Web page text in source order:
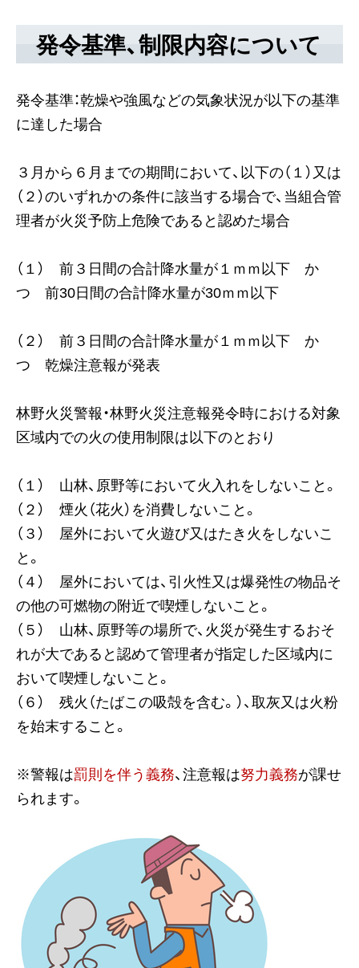
発令基準、制限内容について
発令基準：乾燥や強風などの気象状況が以下の基準
に達した場合
３月から６月までの期間において、以下の（１）又は
（２）のいずれかの条件に該当する場合で、当組合管
理者が火災予防上危険であると認めた場合
（１） 前３日間の合計降水量が１ｍｍ以下 か
つ 前30日間の合計降水量が30ｍｍ以下
（２） 前３日間の合計降水量が１ｍｍ以下 か
つ 乾燥注意報が発表
林野火災警報・林野火災注意報発令時における対象
区域内での火の使用制限は以下のとおり
（１） 山林、原野等において火入れをしないこと。
（２） 煙火（花火）を消費しないこと。
（３） 屋外において火遊び又はたき火をしないこ
と。
（４） 屋外においては、引火性又は爆発性の物品そ
の他の可燃物の附近で喫煙しないこと。
（５） 山林、原野等の場所で、火災が発生するおそ
れが大であると認めて管理者が指定した区域内に
おいて喫煙しないこと。
（６） 残火（たばこの吸殻を含む。）、取灰又は火粉
を始末すること。
※警報は罰則を伴う義務、注意報は努力義務が課せ
られます。